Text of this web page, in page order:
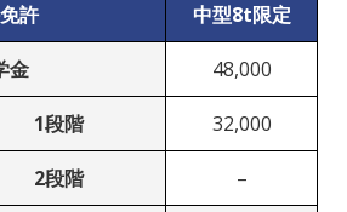
許
中型8t限定
金 48,000
1段階 32,000
2段階 –